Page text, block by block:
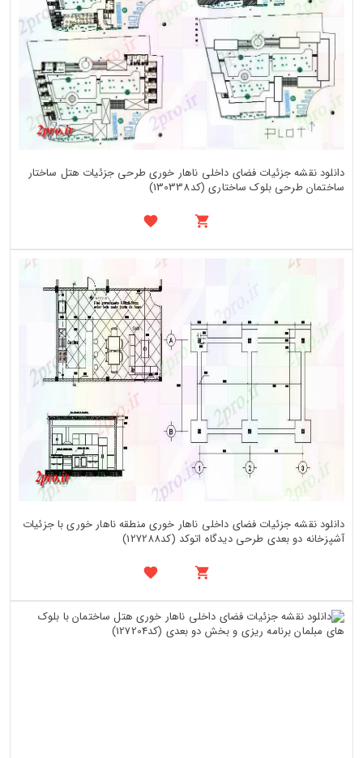
دانلود نقشه جزئیات فضای داخلی ناهار خوری طرحی جزئیات هتل ساختار
ساختمان طرحی بلوک ساختاری (کد130338)
دانلود نقشه جزئیات فضای داخلی ناهار خوری منطقه ناهار خوری با جزئیات
آشپزخانه دو بعدی طرحی دیدگاه اتوکد (کد127288)